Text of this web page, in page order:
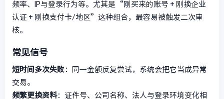
频率、IP与登录行为等。尤其是“刚买来的账号 + 刚换企业
认证 + 刚换支付卡/地区”这种组合，最容易被触发二次审
核。
常见信号
短时间多次失败 ：同一金额反复尝试，系统会把它当成异常
交易。
频繁更换资料：证件号、公司名称、法人与登录环境变化相